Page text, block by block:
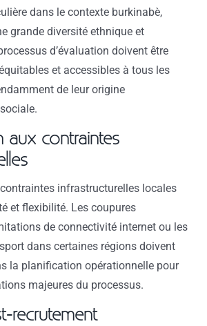
dans le contexte burkinabè,
grande diversité ethnique et
d’évaluation doivent être
et accessibles à tous les
de leur origine
aux contraintes
infrastructurelles locales
et flexibilité. Les coupures
de connectivité internet ou les
dans certaines régions doivent
la planification opérationnelle pour
majeures du processus.
recrutement